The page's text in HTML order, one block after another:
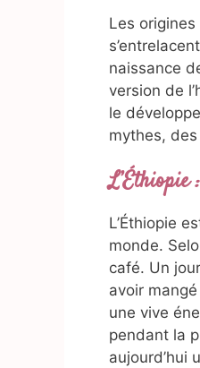
Les
naissance
version de
le
mythes,
L’Éthiopie
monde.
café. Un
avoir
une vive
pendant la
aujourd’hui